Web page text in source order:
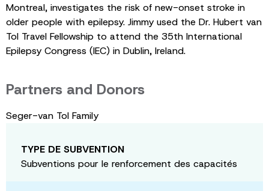
Montreal, investigates the risk of new-onset stroke in
older people with epilepsy. Jimmy used the Dr. Hubert van
Tol Travel Fellowship to attend the 35th International
Epilepsy Congress (IEC) in Dublin, Ireland.
Partners and Donors
Seger-van Tol Family
TYPE DE SUBVENTION
Subventions pour le renforcement des capacités